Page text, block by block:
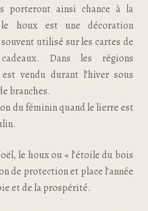
porteront ainsi chance à la
houx est une décoration
utilisé sur les cartes de
Dans les régions
vendu durant l’hiver sous
branches.
du féminin quand le lierre est
le houx ou « l’étoile du bois
de protection et place l’année
et de la prospérité.